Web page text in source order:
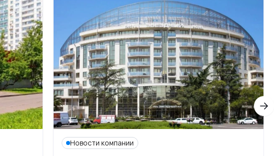
Новости компании